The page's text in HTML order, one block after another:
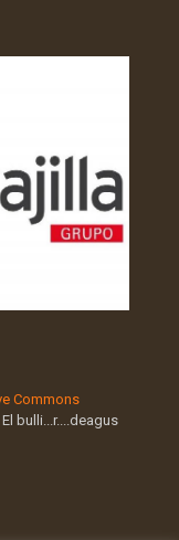
Commons
El bulli...r....deagus